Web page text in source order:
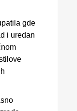
gde
i uredan